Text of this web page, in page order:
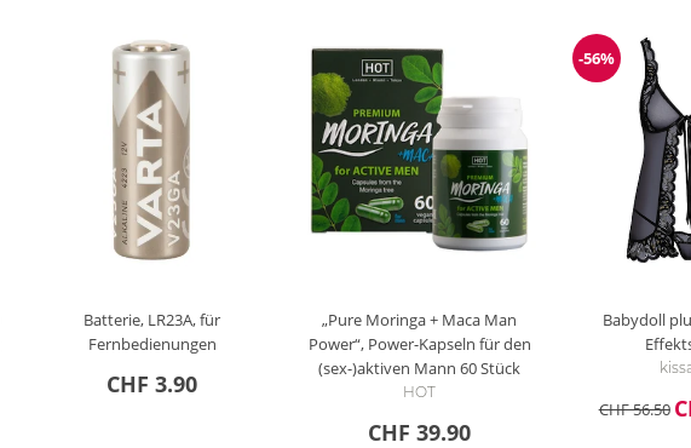
Batterie, LR23A, für
Fernbedienungen
CHF 3.90
„Pure Moringa + Maca Man
Power“, Power-Kapseln für den
(sex-)aktiven Mann 60 Stück
HOT
CHF 39.90
-56%
Babydoll
CHF 56.50